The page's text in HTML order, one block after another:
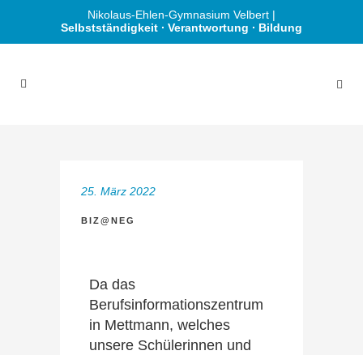
Nikolaus-Ehlen-Gymnasium Velbert |
Selbstständigkeit ∙ Verantwortung ∙ Bildung
25. März 2022
BIZ@NEG
Da das
Berufsinformationszentrum
in Mettmann, welches
unsere Schülerinnen und